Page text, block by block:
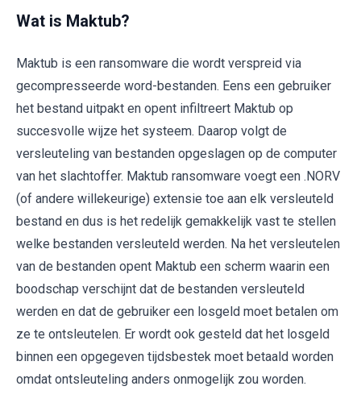
Wat is Maktub?
Maktub is een ransomware die wordt verspreid via
gecompresseerde word-bestanden. Eens een gebruiker
het bestand uitpakt en opent infiltreert Maktub op
succesvolle wijze het systeem. Daarop volgt de
versleuteling van bestanden opgeslagen op de computer
van het slachtoffer. Maktub ransomware voegt een .NORV
(of andere willekeurige) extensie toe aan elk versleuteld
bestand en dus is het redelijk gemakkelijk vast te stellen
welke bestanden versleuteld werden. Na het versleutelen
van de bestanden opent Maktub een scherm waarin een
boodschap verschijnt dat de bestanden versleuteld
werden en dat de gebruiker een losgeld moet betalen om
ze te ontsleutelen. Er wordt ook gesteld dat het losgeld
binnen een opgegeven tijdsbestek moet betaald worden
omdat ontsleuteling anders onmogelijk zou worden.